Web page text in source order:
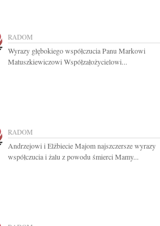
RADOM
Wyrazy głębokiego współczucia Panu Markowi
Matuszkiewiczowi Współzałożycielowi...
RADOM
Andrzejowi i Elżbiecie Majom najszczersze wyrazy
współczucia i żalu z powodu śmierci Mamy...